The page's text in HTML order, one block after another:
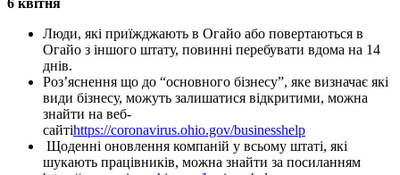
Люди, які приїжджають в Огайо або повертаються в
Огайо з іншого штату, повинні перебувати вдома на 14
днів.
Роз’яснення що до “основного бізнесу”, яке визначає які
види бізнесу, можуть залишатися відкритими, можна
знайти на веб-
сайтіhttps://coronavirus.ohio.gov/businesshelp
Щоденні оновлення компаній у всьому штаті, які
шукають працівників, можна знайти за посиланням